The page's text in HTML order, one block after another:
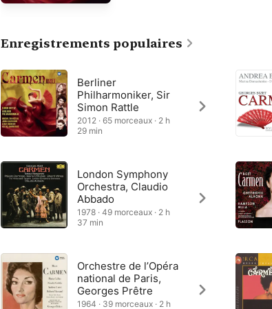
nouvelles controverses à l’ère du mouvement #MeToo, les
Enregistrements populaires
Berliner
Philharmoniker, Sir
Simon Rattle
2012 · 65 morceaux · 2 h
29 min
London Symphony
Orchestra, Claudio
Abbado
1978 · 49 morceaux · 2 h
37 min
Orchestre de l’Opéra
national de Paris,
Georges Prêtre
1964 · 39 morceaux · 2 h